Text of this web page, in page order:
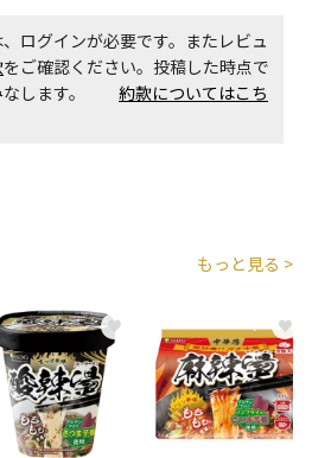
金額・施工日はお打ち合わせの上、
事が必要な商品です。別途費用が発
に送料がかかる商品です
ログインが必要です。またレビュ
をご確認ください。投稿した時点で
なします。 約款についてはこち
もっと見る >
♥ ♥